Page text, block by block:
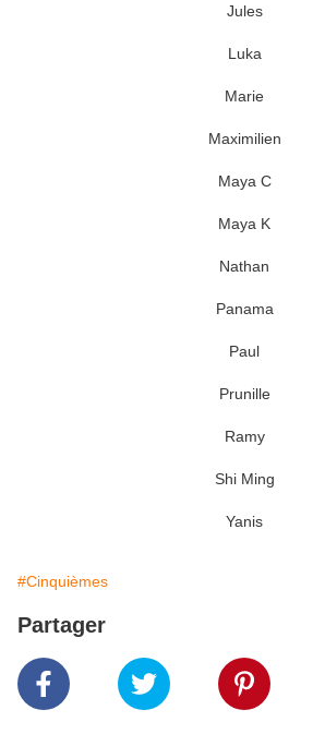
Jules
Luka
Marie
Maximilien
Maya C
Maya K
Nathan
Panama
Paul
Prunille
Ramy
Shi Ming
Yanis
#Cinquièmes
Partager